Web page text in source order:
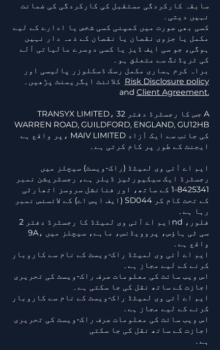
سابقہ کارکردگی مستقبل کی کارکردگی کی ضمانت
نہیں دیتی۔
کسی بھی صورت میں کمپنی کسی شخص یا ادارے کے لیے
مکمل یا جزوی نقصان یا نقصان کے ذمہ دار نہیں
ہوگی، جو سی ایف ڈیز یا کسی دوسرے مالیاتی آلے
کی ٹریڈنگ سے متعلق ہو۔
براہ کرم ہماری مکمل رسک ڈسکلوزر پالیسی اور
Risk Disclosure policy
and Client Agreement.
TRANSYX LIMITED، جس کا رجسٹرڈ دفتر 32 A
WARREN ROAD, GUILDFORD, ENGLAND, GU12HB
پر واقع ہے، MAIV LIMITED کی جانب سے ایک آزاد
ایجنٹ کے طور پر کام کرتی ہے۔
ایم اے آئی وی لمیٹڈ (راک-ویسٹ) سیچلز میں
رجسٹرڈ ایک سیکیورٹیز ڈیلر ہے، رجسٹریشن نمبر
8425341-1 کے ساتھ، اور فنانشل سروسز اتھارٹی
(ایف ایس اے) کے لائسنس نمبر SD044 کے تحت کام کر
رہا ہے۔
ایم اے آئی وی لمیٹڈ کا رجسٹرڈ دفتر 2nd فلور،
9A، سی ٹی ہاؤس، پروویڈنس، ماہے، سیچلز میں
واقع ہے۔
ایم اے آئی وی لمیٹڈ راک-ویسٹ کے نام سے کاروبار
کرنے کے لیے مجاز ہے۔
اس ویب سائٹ کی معلومات صرف راک-ویسٹ کی تحریری
اجازت کے ساتھ نقل کی جا سکتی ہے۔
ایم اے آئی وی لمیٹڈ راک-ویسٹ کے نام سے کاروبار
کرنے کے لیے مجاز ہے۔
اس ویب سائٹ کی معلومات صرف راک-ویسٹ کی تحریری
اجازت کے ساتھ نقل کی جا سکتی
ہے۔